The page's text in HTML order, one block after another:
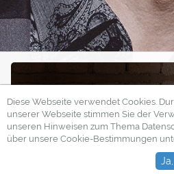
Diese Webseite verwendet Cookies.
unserer Webseite stimmen Sie der
unseren Hinweisen zum Thema
über unsere Cookie-Bestimmungen